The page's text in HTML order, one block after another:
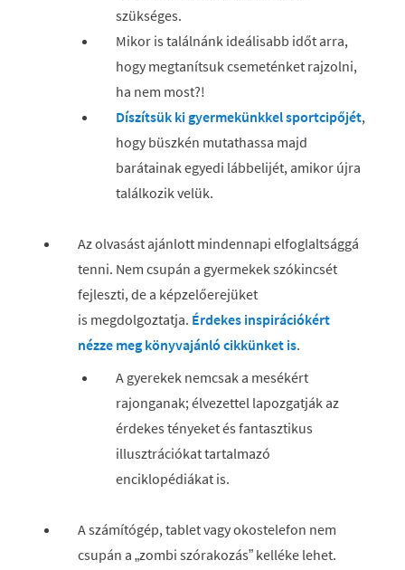
szükséges.
Mikor is találnánk ideálisabb időt arra,
hogy megtanítsuk csemeténket rajzolni,
ha nem most?!
Díszítsük ki gyermekünkkel sportcipőjét,
hogy büszkén mutathassa majd
barátainak egyedi lábbelijét, amikor újra
találkozik velük.
Az olvasást ajánlott mindennapi elfoglaltsággá
tenni. Nem csupán a gyermekek szókincsét
fejleszti, de a képzelőerejüket
is megdolgoztatja. Érdekes inspirációkért
nézze meg könyvajánló cikkünket is.
A gyerekek nemcsak a mesékért
rajonganak; élvezettel lapozgatják az
érdekes tényeket és fantasztikus
illusztrációkat tartalmazó
enciklopédiákat is.
A számítógép, tablet vagy okostelefon nem
csupán a „zombi szórakozás” kelléke lehet.